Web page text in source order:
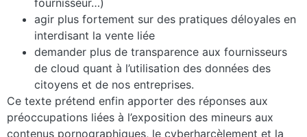
agir plus fortement sur des pratiques déloyales en
interdisant la vente liée
demander plus de transparence aux fournisseurs
de cloud quant à l’utilisation des données des
citoyens et de nos entreprises.
Ce texte prétend enfin apporter des réponses aux
préoccupations liées à l’exposition des mineurs aux
contenus pornographiques, le cyberharcèlement et la